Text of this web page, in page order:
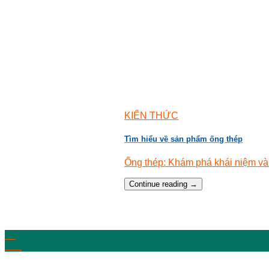
KIẾN THỨC
Tìm hiểu về sản phẩm ống thép
Ống thép: Khám phá khái niệm
Continue reading →